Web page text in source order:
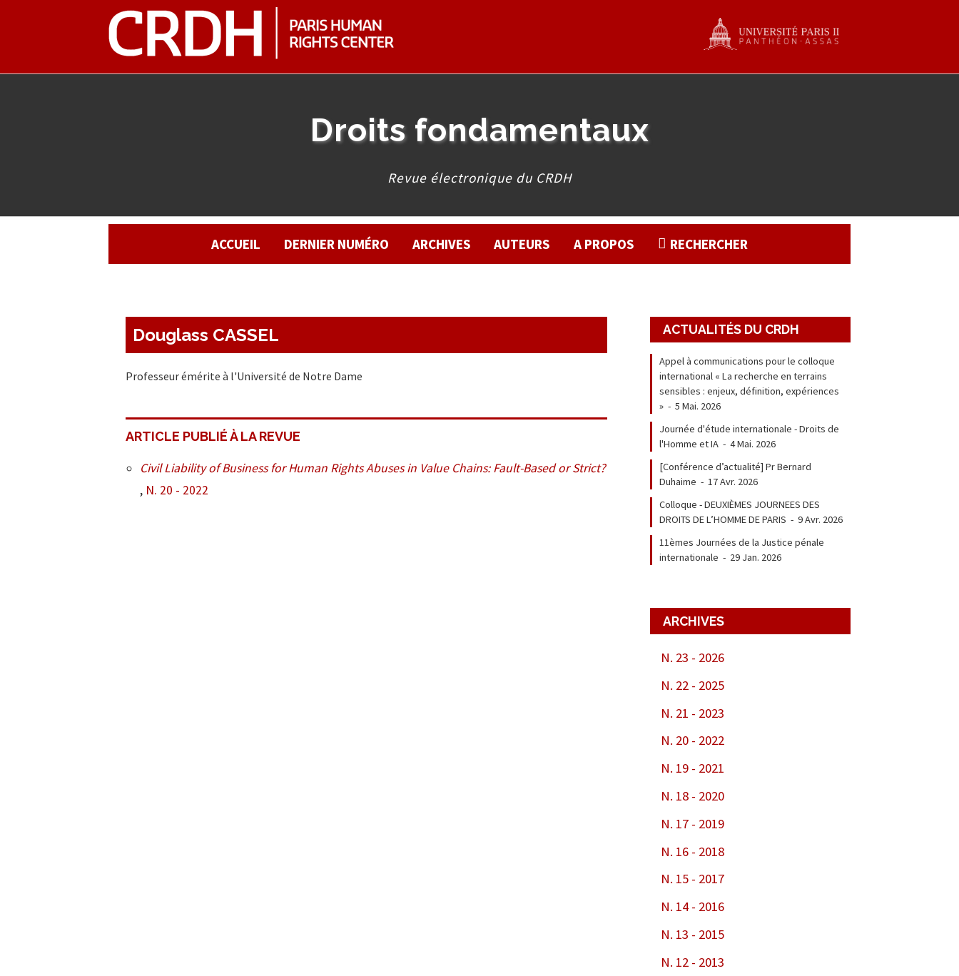
Droits fondamentaux
Revue électronique du CRDH
ACCUEIL DERNIER NUMÉRO ARCHIVES AUTEURS A PROPOS RECHERCHER
Douglass CASSEL
Professeur émérite à l'Université de Notre Dame
ARTICLE PUBLIÉ À LA REVUE
Civil Liability of Business for Human Rights Abuses in Value Chains: Fault-Based or Strict?
, N. 20 - 2022
ACTUALITÉS DU CRDH
Appel à communications pour le colloque
international « La recherche en terrains
sensibles : enjeux, définition, expériences
» -5 Mai. 2026
Journée d'étude internationale - Droits de
l'Homme et IA -4 Mai. 2026
[Conférence d’actualité] Pr Bernard
Duhaime -17 Avr. 2026
Colloque - DEUXIÈMES JOURNEES DES
DROITS DE L’HOMME DE PARIS -9 Avr. 2026
11èmes Journées de la Justice pénale
internationale - 29 Jan. 2026
ARCHIVES
N. 23 - 2026
N. 22 - 2025
N. 21 - 2023
N. 20 - 2022
N. 19 - 2021
N. 18 - 2020
N. 17 - 2019
N. 16 - 2018
N. 15 - 2017
N. 14 - 2016
N. 13 - 2015
N. 12 - 2013